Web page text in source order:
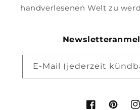
handverlesenen Welt zu
E-Mail (jederzeit